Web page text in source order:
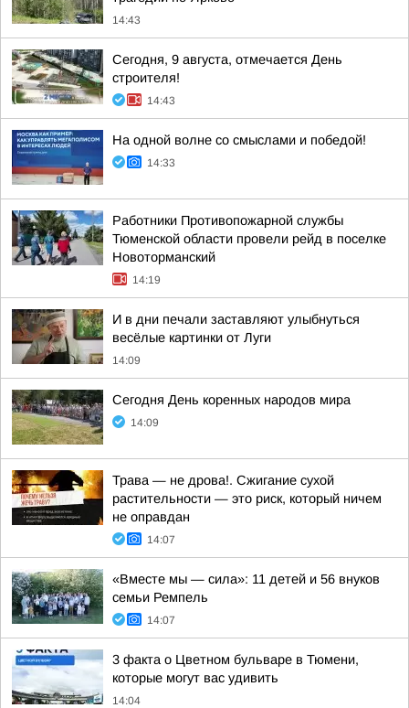
14:43
Сегодня, 9 августа, отмечается День
строителя!
14:43
На одной волне со смыслами и победой!
14:33
Работники Противопожарной службы
Тюменской области провели рейд в поселке
Новоторманский
14:19
И в дни печали заставляют улыбнуться
весёлые картинки от Луги
14:09
Сегодня День коренных народов мира
14:09
Трава — не дрова!. Сжигание сухой
растительности — это риск, который ничем
не оправдан
14:07
«Вместе мы — сила»: 11 детей и 56 внуков
семьи Ремпель
14:07
3 факта о Цветном бульваре в Тюмени,
которые могут вас удивить
14:04